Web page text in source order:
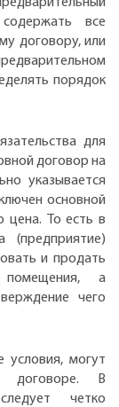
все
договору, или
порядок
для
договор на
указывается
основной
цена. То есть в
(предприятие)
и продать
помещения, а
чего
условия, могут
договоре. В
четко